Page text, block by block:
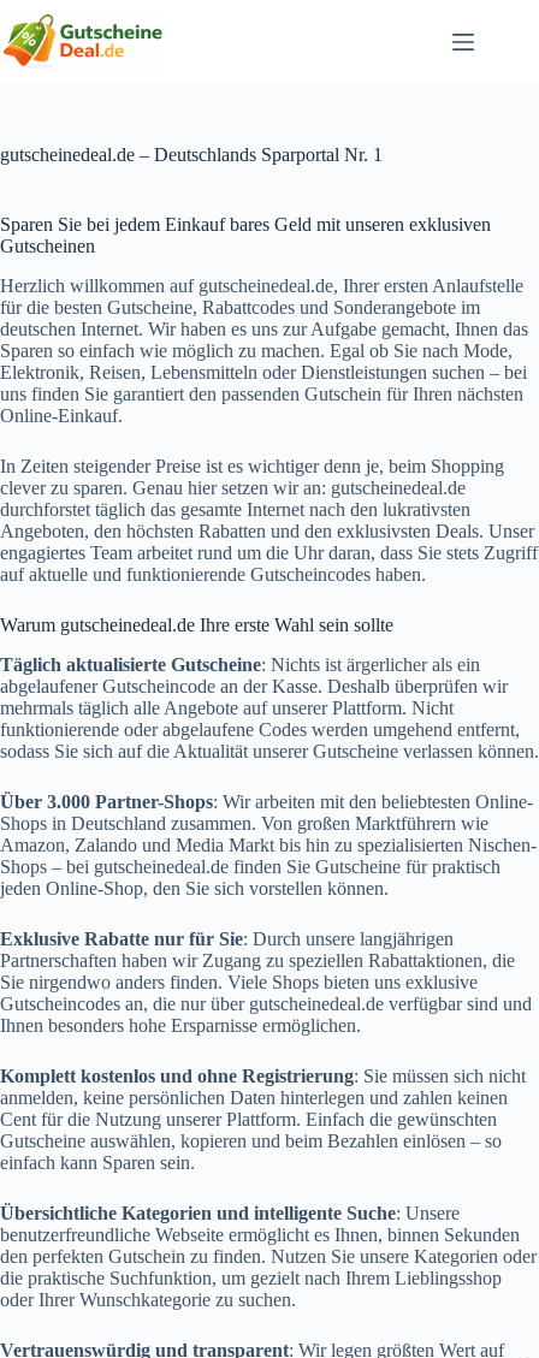
Inhalt
springen
gutscheinedeal.de – Deutschlands Sparportal Nr. 1
Sparen Sie bei jedem Einkauf bares Geld mit unseren exklusiven
Gutscheinen
Herzlich willkommen auf gutscheinedeal.de, Ihrer ersten Anlaufstelle
für die besten Gutscheine, Rabattcodes und Sonderangebote im
deutschen Internet. Wir haben es uns zur Aufgabe gemacht, Ihnen das
Sparen so einfach wie möglich zu machen. Egal ob Sie nach Mode,
Elektronik, Reisen, Lebensmitteln oder Dienstleistungen suchen – bei
uns finden Sie garantiert den passenden Gutschein für Ihren nächsten
Online-Einkauf.
In Zeiten steigender Preise ist es wichtiger denn je, beim Shopping
clever zu sparen. Genau hier setzen wir an: gutscheinedeal.de
durchforstet täglich das gesamte Internet nach den lukrativsten
Angeboten, den höchsten Rabatten und den exklusivsten Deals. Unser
engagiertes Team arbeitet rund um die Uhr daran, dass Sie stets Zugriff
auf aktuelle und funktionierende Gutscheincodes haben.
Warum gutscheinedeal.de Ihre erste Wahl sein sollte
Täglich aktualisierte Gutscheine: Nichts ist ärgerlicher als ein
abgelaufener Gutscheincode an der Kasse. Deshalb überprüfen wir
mehrmals täglich alle Angebote auf unserer Plattform. Nicht
funktionierende oder abgelaufene Codes werden umgehend entfernt,
sodass Sie sich auf die Aktualität unserer Gutscheine verlassen können.
Über 3.000 Partner-Shops: Wir arbeiten mit den beliebtesten Online-
Shops in Deutschland zusammen. Von großen Marktführern wie
Amazon, Zalando und Media Markt bis hin zu spezialisierten Nischen-
Shops – bei gutscheinedeal.de finden Sie Gutscheine für praktisch
jeden Online-Shop, den Sie sich vorstellen können.
Exklusive Rabatte nur für Sie: Durch unsere langjährigen
Partnerschaften haben wir Zugang zu speziellen Rabattaktionen, die
Sie nirgendwo anders finden. Viele Shops bieten uns exklusive
Gutscheincodes an, die nur über gutscheinedeal.de verfügbar sind und
Ihnen besonders hohe Ersparnisse ermöglichen.
Komplett kostenlos und ohne Registrierung: Sie müssen sich nicht
anmelden, keine persönlichen Daten hinterlegen und zahlen keinen
Cent für die Nutzung unserer Plattform. Einfach die gewünschten
Gutscheine auswählen, kopieren und beim Bezahlen einlösen – so
einfach kann Sparen sein.
Übersichtliche Kategorien und intelligente Suche: Unsere
benutzerfreundliche Webseite ermöglicht es Ihnen, binnen Sekunden
den perfekten Gutschein zu finden. Nutzen Sie unsere Kategorien oder
die praktische Suchfunktion, um gezielt nach Ihrem Lieblingsshop
oder Ihrer Wunschkategorie zu suchen.
Vertrauenswürdig und transparent: Wir legen größten Wert auf